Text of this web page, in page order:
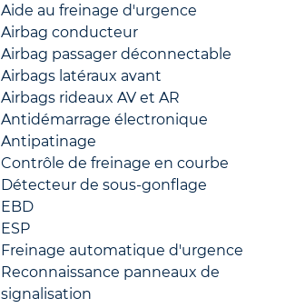
Aide au freinage d'urgence
Airbag conducteur
Airbag passager déconnectable
Airbags latéraux avant
Airbags rideaux AV et AR
Antidémarrage électronique
Antipatinage
Contrôle de freinage en courbe
Détecteur de sous-gonflage
EBD
ESP
Freinage automatique d'urgence
Reconnaissance panneaux de
signalisation